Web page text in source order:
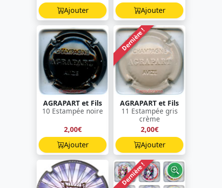
Ajouter
Ajouter
AGRAPART et Fils
10 Estampée noire
2,00€
Ajouter
Dernière !
AGRAPART et Fils
11 Estampée gris
crème
2,00€
Ajouter
Dernière !